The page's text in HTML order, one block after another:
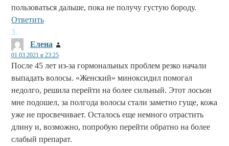
пользоваться дальше, пока не получу густую бороду.
Ответить
Елена
01.03.2021 в 23:25
После 45 лет из-за гормональных проблем резко начали
выпадать волосы. «Женский» миноксидил помогал
недолго, решила перейти на более сильный. Этот лосьон
мне подошел, за полгода волосы стали заметно гуще, кожа
уже не просвечивает. Осталось еще немного отрастить
длину и, возможно, попробую перейти обратно на более
слабый препарат.